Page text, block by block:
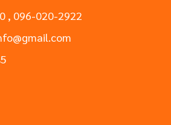
, 096-020-2922